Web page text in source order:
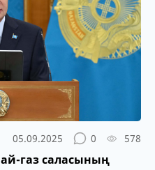
05.09.2025 0 578
газ саласының